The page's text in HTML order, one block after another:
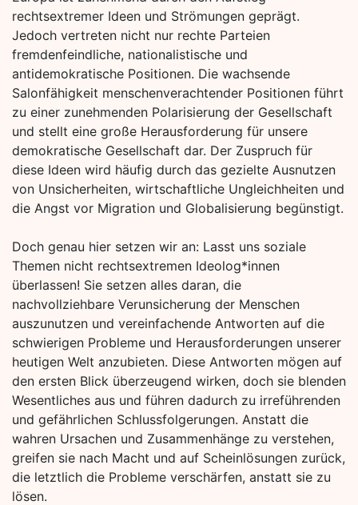
rechtsextremer Ideen und Strömungen geprägt.
Jedoch vertreten nicht nur rechte Parteien
fremdenfeindliche, nationalistische und
antidemokratische Positionen. Die wachsende
Salonfähigkeit menschenverachtender Positionen führt
zu einer zunehmenden Polarisierung der Gesellschaft
und stellt eine große Herausforderung für unsere
demokratische Gesellschaft dar. Der Zuspruch für
diese Ideen wird häufig durch das gezielte Ausnutzen
von Unsicherheiten, wirtschaftliche Ungleichheiten und
die Angst vor Migration und Globalisierung begünstigt.
Doch genau hier setzen wir an: Lasst uns soziale
Themen nicht rechtsextremen Ideolog*innen
überlassen! Sie setzen alles daran, die
nachvollziehbare Verunsicherung der Menschen
auszunutzen und vereinfachende Antworten auf die
schwierigen Probleme und Herausforderungen unserer
heutigen Welt anzubieten. Diese Antworten mögen auf
den ersten Blick überzeugend wirken, doch sie blenden
Wesentliches aus und führen dadurch zu irreführenden
und gefährlichen Schlussfolgerungen. Anstatt die
wahren Ursachen und Zusammenhänge zu verstehen,
greifen sie nach Macht und auf Scheinlösungen zurück,
die letztlich die Probleme verschärfen, anstatt sie zu
lösen.